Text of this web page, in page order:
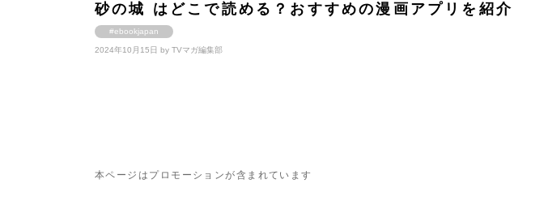
砂の城 はどこで読める？おすすめの漫画アプリを紹介
#ebookjapan
2024年10月15日 by TVマガ編集部
本ページはプロモーションが含まれています